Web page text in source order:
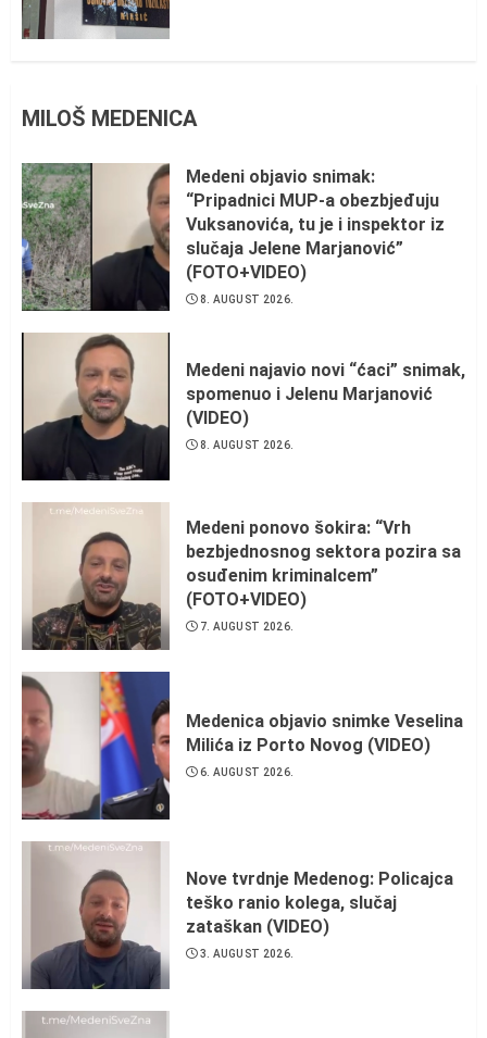
MILOŠ MEDENICA
Medeni objavio snimak:
“Pripadnici MUP-a obezbjeđuju
Vuksanovića, tu je i inspektor iz
slučaja Jelene Marjanović”
(FOTO+VIDEO)
8. AUGUST 2026.
Medeni najavio novi “ćaci” snimak,
spomenuo i Jelenu Marjanović
(VIDEO)
8. AUGUST 2026.
Medeni ponovo šokira: “Vrh
bezbjednosnog sektora pozira sa
osuđenim kriminalcem”
(FOTO+VIDEO)
7. AUGUST 2026.
Medenica objavio snimke Veselina
Milića iz Porto Novog (VIDEO)
6. AUGUST 2026.
Nove tvrdnje Medenog: Policajca
teško ranio kolega, slučaj
zataškan (VIDEO)
3. AUGUST 2026.